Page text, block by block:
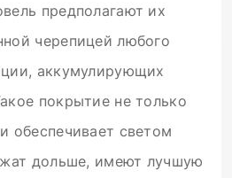
предполагают их
черепицей любого
аккумулирующих
покрытие не только
обеспечивает светом
дольше, имеют лучшую